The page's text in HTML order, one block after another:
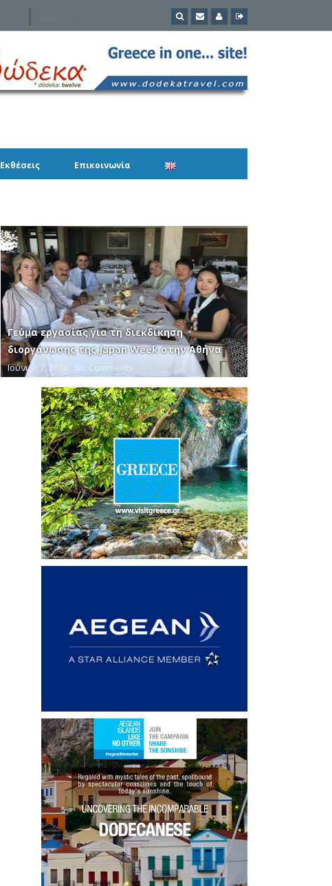
Εκθέσεις Επικοινωνία
Γεύμα εργασίας για τη διεκδίκηση
διοργάνωσης της Japan Week στην Αθήνα
Ιούνιος 7, 2018 No Comments